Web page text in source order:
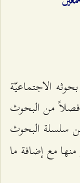
الاجتماعيّة
بعد آية اصبروا وصابروا ورابطوا ۱٥ فصلاً من البحوث
سلسلة البحوث
مع إضافة ما